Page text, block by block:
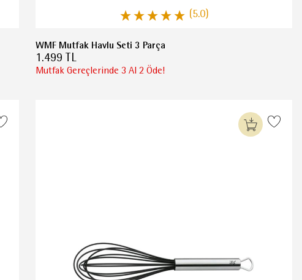
(5.0)
WMF Mutfak Havlu Seti 3 Parça
1.499 TL
Mutfak Gereçlerinde 3 Al 2 Öde!